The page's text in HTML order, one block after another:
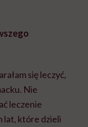
się leczyć,
Nie
leczenie
lat, które dzieli